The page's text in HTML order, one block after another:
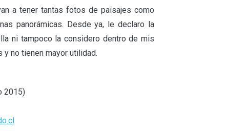
a tener tantas fotos de paisajes como
panorámicas. Desde ya, le declaro la
ni tampoco la considero dentro de mis
y no tienen mayor utilidad.
2015)